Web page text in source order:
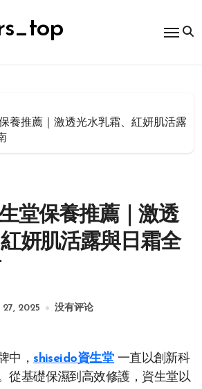
養推薦｜激透光水乳霜、紅妍肌活露
堂保養推薦｜激透
妍肌活露與日霜全
27, 2025 没有评论
中，shiseido資生堂一直以創新科
從基礎保濕到高效修護，資生堂以